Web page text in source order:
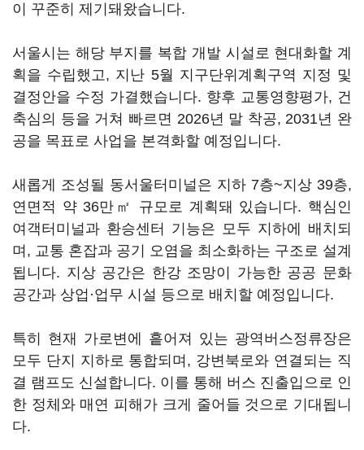
이 꾸준히 제기돼왔습니다.
서울시는 해당 부지를 복합 개발 시설로 현대화할 계
획을 수립했고, 지난 5월 지구단위계획구역 지정 및
결정안을 수정 가결했습니다. 향후 교통영향평가, 건
축심의 등을 거쳐 빠르면 2026년 말 착공, 2031년 완
공을 목표로 사업을 본격화할 예정입니다.
새롭게 조성될 동서울터미널은 지하 7층~지상 39층,
연면적 약 36만㎡ 규모로 계획돼 있습니다. 핵심인
여객터미널과 환승센터 기능은 모두 지하에 배치되
며, 교통 혼잡과 공기 오염을 최소화하는 구조로 설계
됩니다. 지상 공간은 한강 조망이 가능한 공공 문화
공간과 상업·업무 시설 등으로 배치할 예정입니다.
특히 현재 가로변에 흩어져 있는 광역버스정류장은
모두 단지 지하로 통합되며, 강변북로와 연결되는 직
결 램프도 신설합니다. 이를 통해 버스 진출입으로 인
한 정체와 매연 피해가 크게 줄어들 것으로 기대됩니
다.